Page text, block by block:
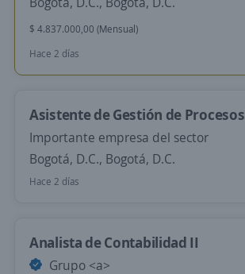
$ 4.837.000,00 (Mensual)
Hace 2 días
Asistente de Gestión de Procesos
Importante empresa del sector
Bogotá, D.C., Bogotá, D.C.
Hace 2 días
Analista de Contabilidad II
Grupo <​a>